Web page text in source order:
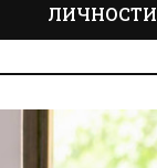
ЛИЧНОСТИ